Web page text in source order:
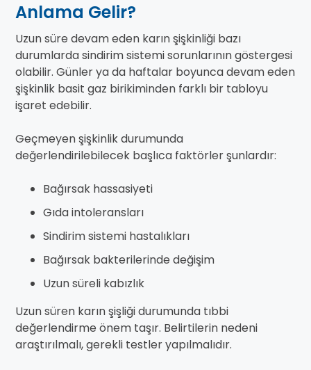
Anlama Gelir?
Uzun süre devam eden karın şişkinliği bazı
durumlarda sindirim sistemi sorunlarının göstergesi
olabilir. Günler ya da haftalar boyunca devam eden
şişkinlik basit gaz birikiminden farklı bir tabloyu
işaret edebilir.
Geçmeyen şişkinlik durumunda
değerlendirilebilecek başlıca faktörler şunlardır:
Bağırsak hassasiyeti
Gıda intoleransları
Sindirim sistemi hastalıkları
Bağırsak bakterilerinde değişim
Uzun süreli kabızlık
Uzun süren karın şişliği durumunda tıbbi
değerlendirme önem taşır. Belirtilerin nedeni
araştırılmalı, gerekli testler yapılmalıdır.